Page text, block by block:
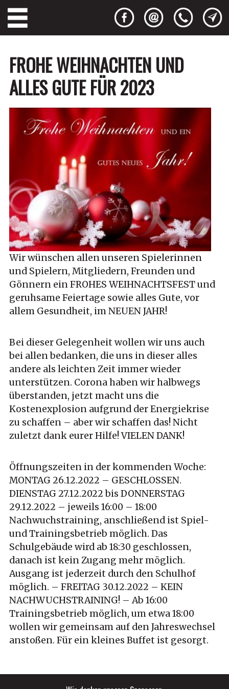
FROHE WEIHNACHTEN UND
ALLES GUTE FÜR 2023
Wir wünschen allen unseren Spielerinnen
und Spielern, Mitgliedern, Freunden und
Gönnern ein FROHES WEIHNACHTSFEST und
geruhsame Feiertage sowie alles Gute, vor
allem Gesundheit, im NEUEN JAHR!
Bei dieser Gelegenheit wollen wir uns auch
bei allen bedanken, die uns in dieser alles
andere als leichten Zeit immer wieder
unterstützen. Corona haben wir halbwegs
überstanden, jetzt macht uns die
Kostenexplosion aufgrund der Energiekrise
zu schaffen – aber wir schaffen das! Nicht
zuletzt dank eurer Hilfe! VIELEN DANK!
Öffnungszeiten in der kommenden Woche:
MONTAG 26.12.2022 – GESCHLOSSEN.
DIENSTAG 27.12.2022 bis DONNERSTAG
29.12.2022 – jeweils 16:00 – 18:00
Nachwuchstraining, anschließend ist Spiel-
und Trainingsbetrieb möglich. Das
Schulgebäude wird ab 18:30 geschlossen,
danach ist kein Zugang mehr möglich.
Ausgang ist jederzeit durch den Schulhof
möglich. – FREITAG 30.12.2022 – KEIN
NACHWUCHSTRAINING! – Ab 16:00
Trainingsbetrieb möglich, um etwa 18:00
wollen wir gemeinsam auf den Jahreswechsel
anstoßen. Für ein kleines Buffet ist gesorgt.